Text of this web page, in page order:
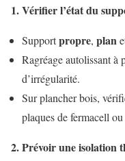
1. Vérifier l’état du
Supportpropre, plan
Ragréage autolissant à
d’irrégularité.
Sur plancher bois,
plaques de fermacell
2. Prévoir une isolation